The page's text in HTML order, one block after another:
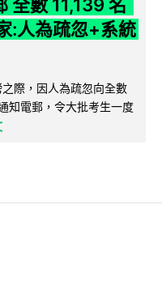
全數 11,139 名
:人為疏忽+系統
際，因人為疏忽向全數
知電郵，令大批考生一度